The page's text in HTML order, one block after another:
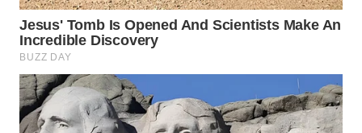
WN
BORNEO
Wahana
Media
Group